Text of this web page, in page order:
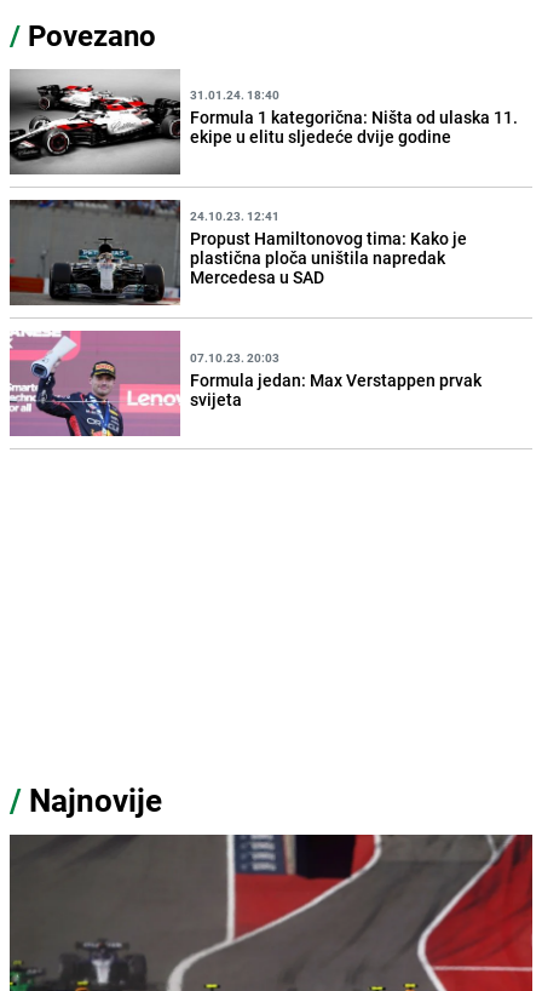
/ Povezano
31.01.24. 18:40
Formula 1 kategorična: Ništa od ulaska 11.
ekipe u elitu sljedeće dvije godine
24.10.23. 12:41
Propust Hamiltonovog tima: Kako je
plastična ploča uništila napredak
Mercedesa u SAD
07.10.23. 20:03
Formula jedan: Max Verstappen prvak
svijeta
/ Najnovije